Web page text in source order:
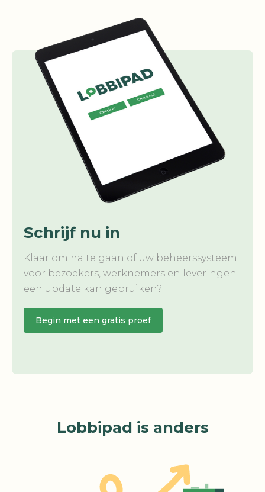
Schrijf nu in
Klaar om na te gaan of uw beheerssysteem
voor bezoekers, werknemers en leveringen
een update kan gebruiken?
Begin met een gratis proef
Lobbipad is anders